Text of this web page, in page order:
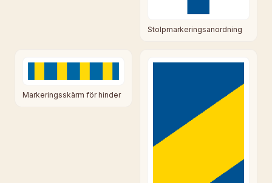
Stolpmarkeringsanordning
Markeringsskärm för hinder